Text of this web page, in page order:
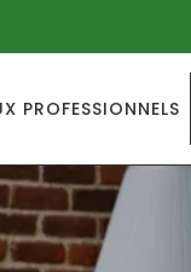
PROFESSIONNELS